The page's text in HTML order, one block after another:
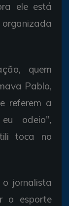
ele está
quem
Pablo,
referem a
odeio",
toca no
jornalista
o esporte